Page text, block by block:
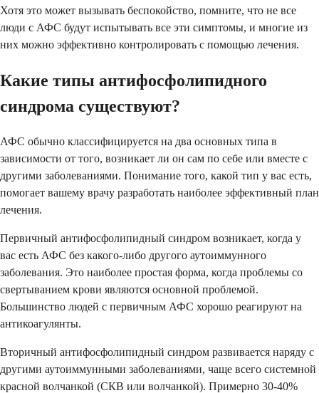
Хотя это может вызывать беспокойство, помните, что не все
люди с АФС будут испытывать все эти симптомы, и многие из
них можно эффективно контролировать с помощью лечения.
Какие типы антифосфолипидного
синдрома существуют?
АФС обычно классифицируется на два основных типа в
зависимости от того, возникает ли он сам по себе или вместе с
другими заболеваниями. Понимание того, какой тип у вас есть,
помогает вашему врачу разработать наиболее эффективный план
лечения.
Первичный антифосфолипидный синдром возникает, когда у
вас есть АФС без какого-либо другого аутоиммунного
заболевания. Это наиболее простая форма, когда проблемы со
свертыванием крови являются основной проблемой.
Большинство людей с первичным АФС хорошо реагируют на
антикоагулянты.
Вторичный антифосфолипидный синдром развивается наряду с
другими аутоиммунными заболеваниями, чаще всего системной
красной волчанкой (СКВ или волчанкой). Примерно 30-40%